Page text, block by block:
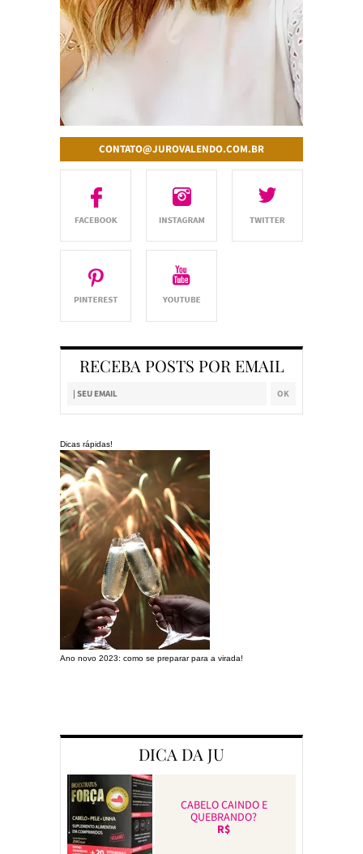
CONTATO@JUROVALENDO.COM.BR
RECEBA POSTS POR EMAIL
Dicas rápidas!
Ano novo 2023: como se preparar para a virada!
DICA DA JU
CABELO CAINDO E
QUEBRANDO?
R$